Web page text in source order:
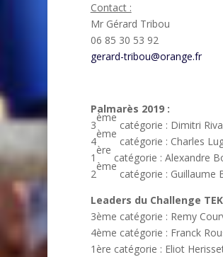
Contact :
Mr Gérard Tribou
06 85 30 53 92
gerard-tribou@orange.fr
Palmarès 2019 :
3
ème
catégorie : Dimitri
4
ème
catégorie : Charles
1
ère
catégorie : Alexandre
2
ème
catégorie : Guillaume
Leaders du Challenge
3ème catégorie : Remy
4ème catégorie : Franck
1ère catégorie : Eliot